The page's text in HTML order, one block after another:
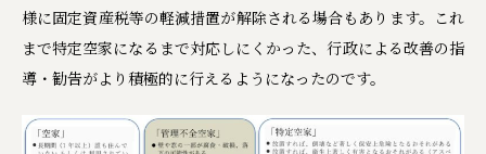
様に固定資産税等の軽減措置が解除される場合もあります。これ
まで特定空家になるまで対応しにくかった、行政による改善の指
導・勧告がより積極的に行えるようになったのです。